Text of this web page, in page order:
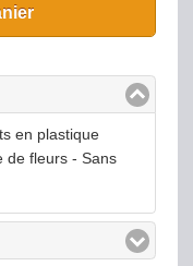
en plastique
de fleurs - Sans